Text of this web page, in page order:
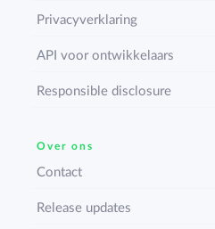
Privacyverklaring
API voor ontwikkelaars
Responsible disclosure
Over ons
Contact
Release updates